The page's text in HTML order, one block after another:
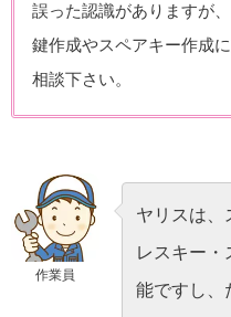
誤った認識がありますが
鍵作成やスペアキー作成
相談下さい。
作業員
ヤリスは、
レスキー・
能ですし、